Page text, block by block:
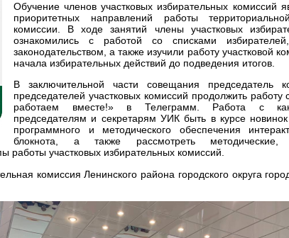
Обучение членов участковых избирательных комиссий
приоритетных направлений работы
комиссии. В ходе занятий члены участковых
ознакомились с работой со списками
законодательством, а также изучили работу участковой
начала избирательных действий до подведения итогов.
В заключительной части совещания председатель
председателей участковых комиссий продолжить
работаем вместе!» в Телеграмм. Работа с
председателям и секретарям УИК быть в курсе
программного и методического обеспечения
блокнота, а также рассмотреть методические,
работы участковых избирательных комиссий.
комиссия Ленинского района городского округа